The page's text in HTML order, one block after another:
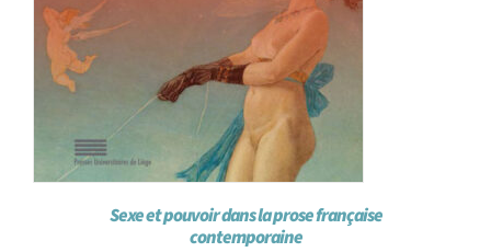
Sexe et pouvoir dans la prose française
contemporaine